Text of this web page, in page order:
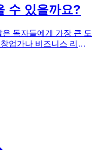
수 있을까요?
은 독자들에게 가장 큰 도
니다. 특히 실패를 마
이들에게 공감을 불러일
삼아 스스로를 단련하
고 협력하는 리더로 변
적인 성장을 위한 동기